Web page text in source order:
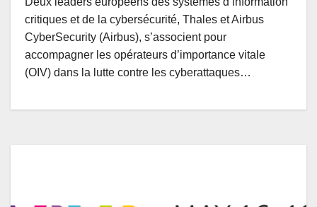
critiques et de la cybersécurité, Thales et Airbus
CyberSecurity (Airbus), s’associent pour
accompagner les opérateurs d’importance vitale
(OIV) dans la lutte contre les cyberattaques…